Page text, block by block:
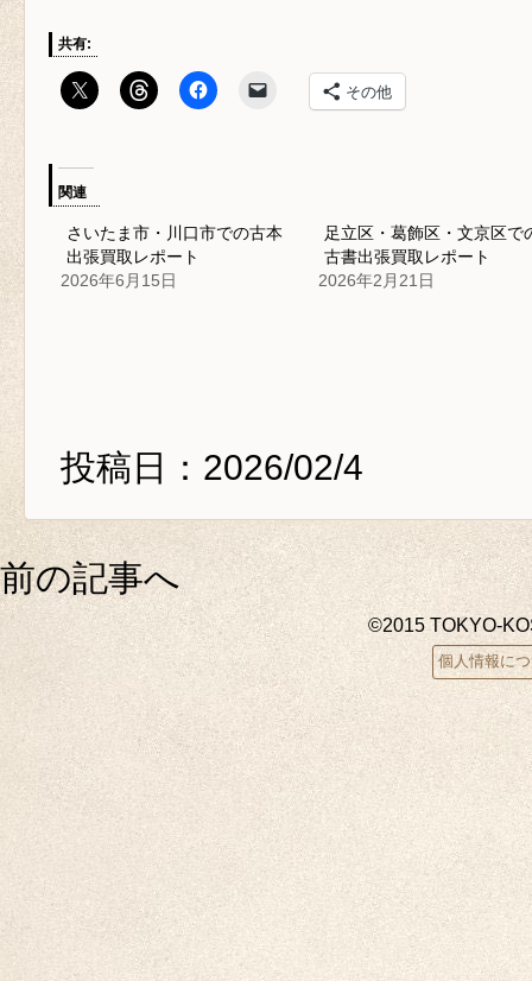
共有:
その他
関連
さいたま市・川口市での古本
出張買取レポート
2026年6月15日
足立区・葛飾区・文京区で
古書出張買取レポート
2026年2月21日
投稿日：2026/02/4
前の記事へ
©2015 TOKYO-
個人情報に